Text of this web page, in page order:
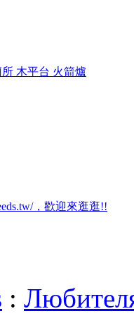
木平台 火箭爐
，歡迎來逛逛!!
: